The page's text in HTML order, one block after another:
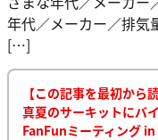
年代／メーカー／排気
[…]
【この記事を最初から読
真夏のサーキットにバ
FanFunミーティング in